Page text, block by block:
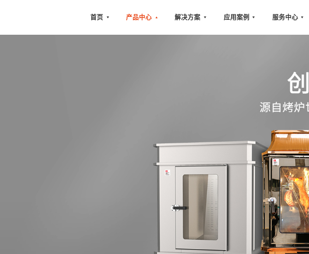
首页 产品中心 解决方案 应用案例 服务中心